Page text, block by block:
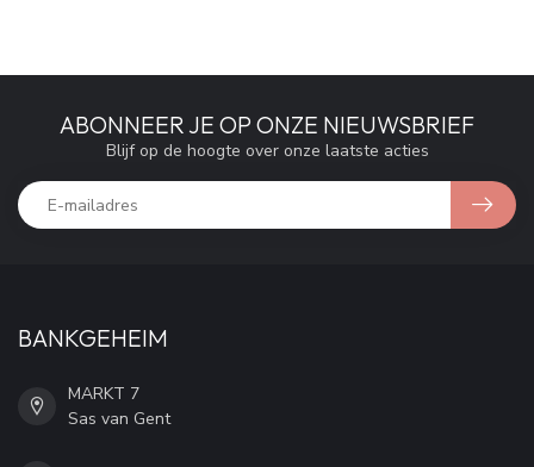
ABONNEER JE OP ONZE NIEUWSBRIEF
Blijf op de hoogte over onze laatste acties
BANKGEHEIM
MARKT 7
Sas van Gent